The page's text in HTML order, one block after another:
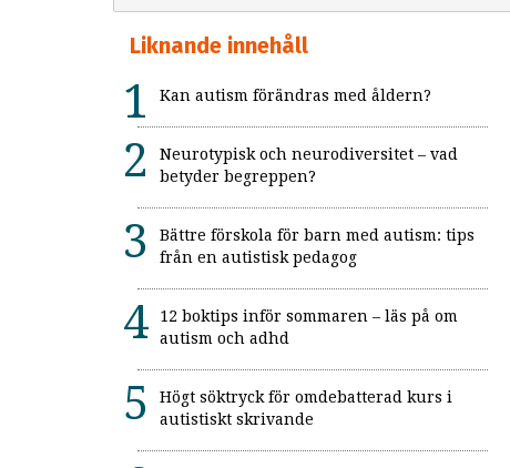
Liknande innehåll
Kan autism förändras med åldern?
Neurotypisk och neurodiversitet – vad
betyder begreppen?
Bättre förskola för barn med autism: tips
från en autistisk pedagog
12 boktips inför sommaren – läs på om
autism och adhd
Högt söktryck för omdebatterad kurs i
autistiskt skrivande